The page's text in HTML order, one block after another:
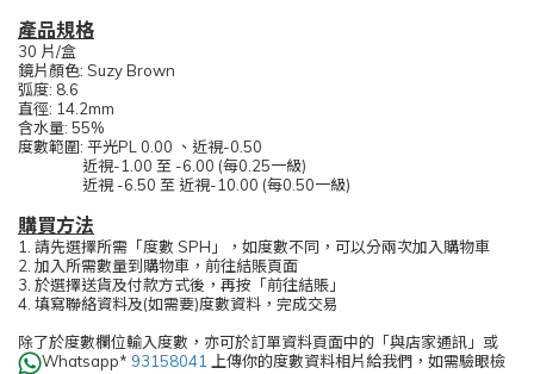
產品規格
30 片/盒
鏡片顏色: Suzy Brown
弧度: 8.6
直徑: 14.2mm
含水量: 55%
度數範圍: 平光PL 0.00 、近視-0.50
近視-1.00 至 -6.00 (每0.25一級)
近視 -6.50 至 近視-10.00 (每0.50一級)
購買方法
1. 請先選擇所需「度數 SPH」，如度數不同，可以分兩次加入購物車
2. 加入所需數量到購物車，前往結賬頁面
3. 於選擇送貨及付款方式後，再按「前往結賬」
4. 填寫聯絡資料及(如需要)度數資料，完成交易
除了於度數欄位輸入度數，亦可於訂單資料頁面中的「與店家通訊」或
Whatsapp* 93158041 上傳你的度數資料相片給我們，如需驗眼檢